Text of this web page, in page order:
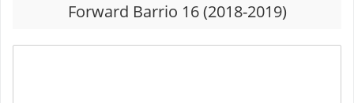
Forward Barrio 16 (2018-2019)